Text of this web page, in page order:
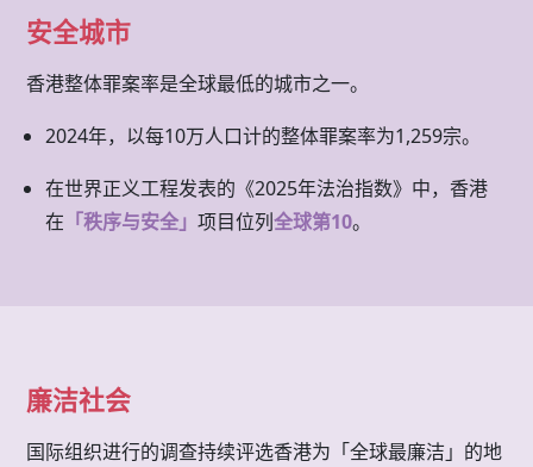
安全城市
香港整体罪案率是全球最低的城市之一。
2024年，以每10万人口计的整体罪案率为1,259宗。
在世界正义工程发表的《2025年法治指数》中，香港
在 「秩序与安全」项目位列全球第10。
廉洁社会
国际组织进行的调查持续评选香港为「全球最廉洁」的地